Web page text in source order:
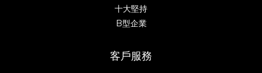
十大堅持
B型企業
客戶服務